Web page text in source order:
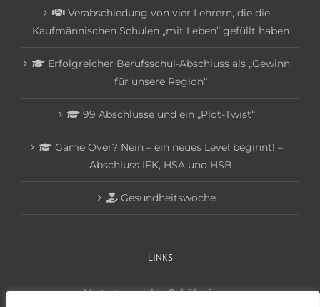
Verabschiedung von vier Lehrern, die die
Kaufmännischen Schulen „mit Leben“ gefüllt haben
Erfolgreicher Berufsschul-Abschluss als „Gewinn
für unsere Region“
99 Abschlüsse und ein „Plot-Twist“
Game Over? Nein – ein neues Level beginnt! –
Abschluss IFK, HSA und HSB
Gesundheitswoche
LINKS
Vertretungsplan Schüler:innen